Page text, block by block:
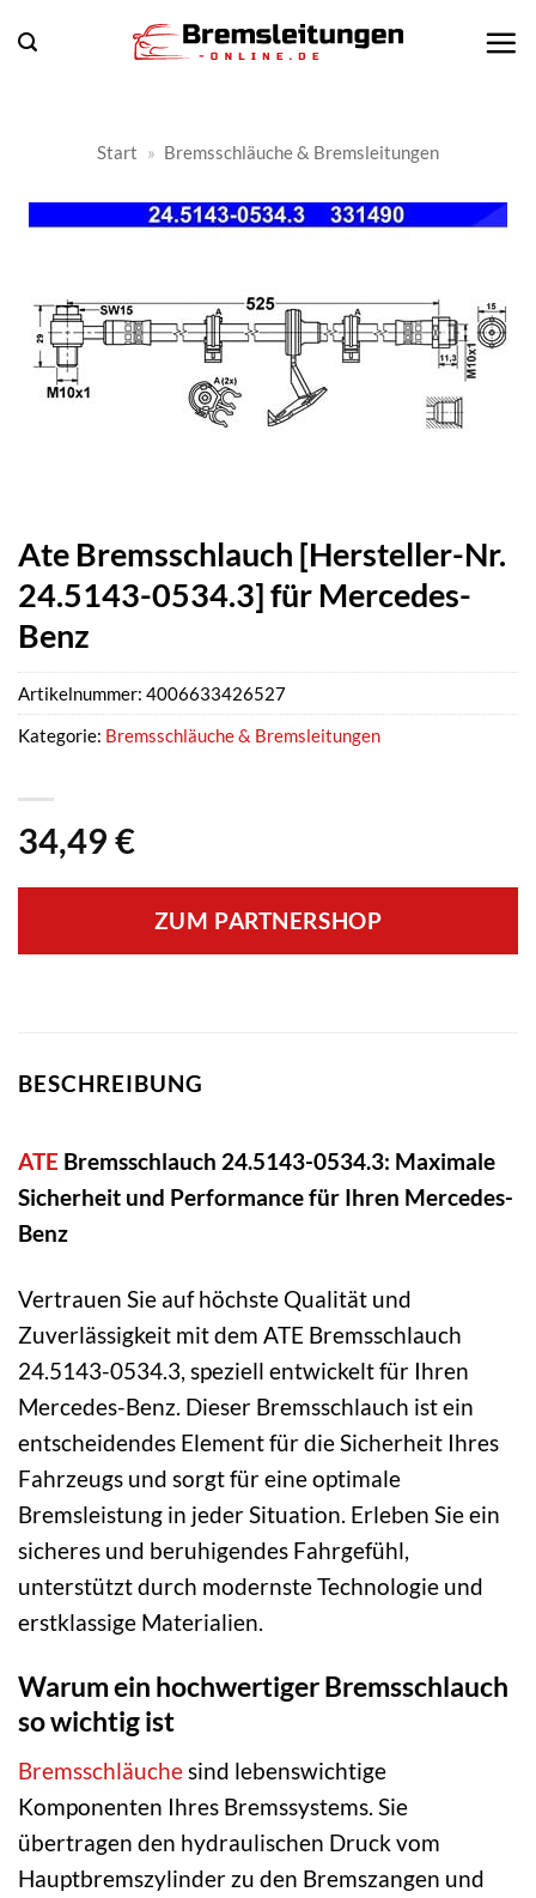
Inhalt
Start » Bremsschläuche & Bremsleitungen
Ate Bremsschlauch [Hersteller-Nr.
24.5143-0534.3] für Mercedes-
Benz
34,49 €
ZUM PARTNERSHOP
Artikelnummer: 4006633426527
Kategorie: Bremsschläuche & Bremsleitungen
BESCHREIBUNG
ATE Bremsschlauch 24.5143-0534.3: Maximale
Sicherheit und Performance für Ihren Mercedes-
Benz
Vertrauen Sie auf höchste Qualität und
Zuverlässigkeit mit dem ATE Bremsschlauch
24.5143-0534.3, speziell entwickelt für Ihren
Mercedes-Benz. Dieser Bremsschlauch ist ein
entscheidendes Element für die Sicherheit Ihres
Fahrzeugs und sorgt für eine optimale
Bremsleistung in jeder Situation. Erleben Sie ein
sicheres und beruhigendes Fahrgefühl,
unterstützt durch modernste Technologie und
erstklassige Materialien.
Warum ein hochwertiger Bremsschlauch
so wichtig ist
Bremsschläuchesind lebenswichtige
Komponenten Ihres Bremssystems. Sie
übertragen den hydraulischen Druck vom
Hauptbremszylinder zu den Bremszangen und